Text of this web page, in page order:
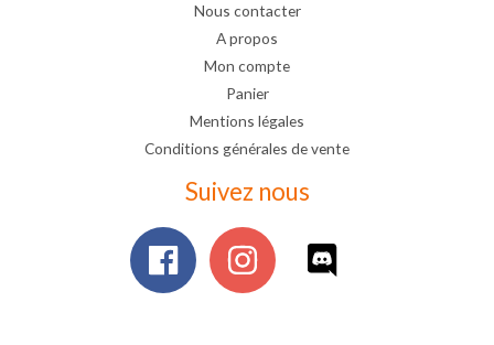
Nous contacter
A propos
Mon compte
Panier
Mentions légales
Conditions générales de vente
Suivez nous